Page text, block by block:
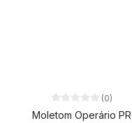
(0)
Moletom Operário PR